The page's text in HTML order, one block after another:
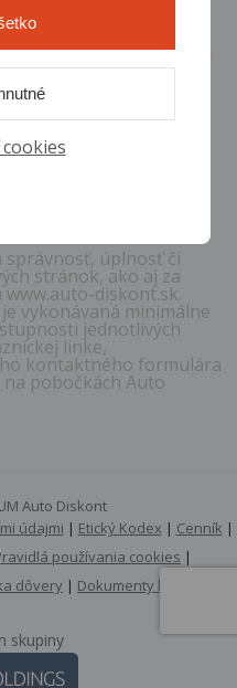
%
s vybranými
kedykoľvek bez
zmeniť alebo odstrániť
stránok či
správnosť, úplnosť či
stránok, ako aj za
diskont.sk.
vykonávaná minimálne
jednotlivých
linke,
kontaktného formulára
pobočkách Auto
Auto Diskont
údajmi | Etický Kodex | Cenník |
používania cookies |
dôvery | Dokumenty k stiahnutiu
skupiny